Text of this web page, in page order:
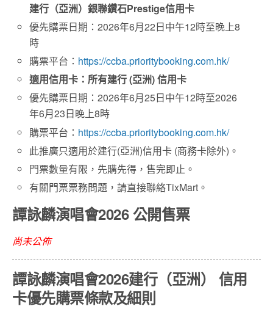
建行（亞洲）銀聯鑽石Prestige信用卡
優先購票日期：2026年6月22日中午12時至晚上8
時
購票平台： https://ccba.prioritybooking.com.hk/
適用信用卡：所有建行 (亞洲) 信用卡
優先購票日期：2026年6月25日中午12時至2026
年6月23日晚上8時
購票平台： https://ccba.prioritybooking.com.hk/
此推廣只適用於建行(亞洲)信用卡 (商務卡除外)。
門票數量有限，先購先得，售完即止。
有關門票票務問題，請直接聯絡TixMart。
譚詠麟演唱會2026 公開售票
尚未公佈
譚詠麟演唱會2026建行（亞洲） 信用
卡優先購票條款及細則